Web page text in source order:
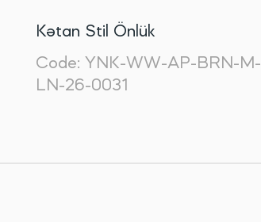
Kətan Stil Önlük
Code: YNK-WW-AP-BRN-M-
LN-26-0031